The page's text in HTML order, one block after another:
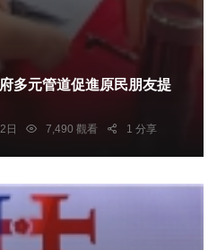
多元管道促進原民朋友提
日 7,490 觀看 1 分享